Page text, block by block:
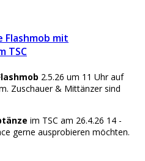
Flashmob mit
TSC
2.5.26 um 11 Uhr auf
Zuschauer & Mittänzer sind
im TSC am 26.4.26 14 -
gerne ausprobieren möchten.